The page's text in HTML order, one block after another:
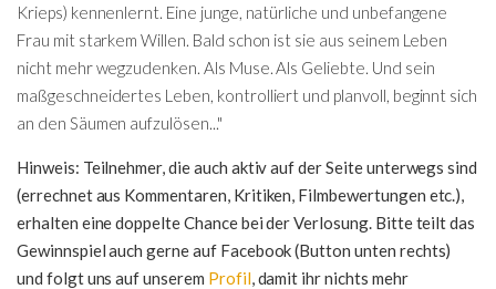
Krieps) kennenlernt. Eine junge, natürliche und unbefangene
Frau mit starkem Willen. Bald schon ist sie aus seinem Leben
nicht mehr wegzudenken. Als Muse. Als Geliebte. Und sein
maßgeschneidertes Leben, kontrolliert und planvoll, beginnt sich
an den Säumen aufzulösen..."
Hinweis: Teilnehmer, die auch aktiv auf der Seite unterwegs sind
(errechnet aus Kommentaren, Kritiken, Filmbewertungen etc.),
erhalten eine doppelte Chance bei der Verlosung. Bitte teilt das
Gewinnspiel auch gerne auf Facebook (Button unten rechts)
und folgt uns auf unserem Profil, damit ihr nichts mehr